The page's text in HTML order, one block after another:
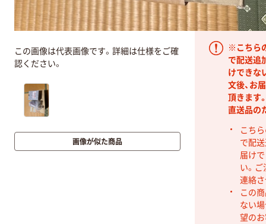
※こちら
で配送追
けできな
文後、お
頂きます
直送品の
こち
で配
届け
い。ご
連絡
この
ない
望のお
この画像は代表画像です。詳細は仕様をご確
認ください。
画像が似た商品